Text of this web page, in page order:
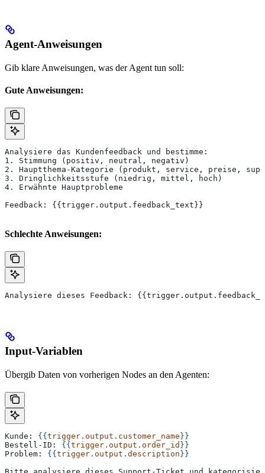
Agent-Anweisungen
Gib klare Anweisungen, was der Agent tun soll:
Gute Anweisungen:
Analysiere das Kundenfeedback und bestimme:
1. Stimmung (positiv, neutral, negativ)
2. Hauptthema-Kategorie (produkt, service, preise,
3. Dringlichkeitsstufe (niedrig, mittel, hoch)
4. Erwähnte Hauptprobleme
Feedback: {{trigger.output.feedback_text}}
Schlechte Anweisungen:
Analysiere dieses Feedback:
Input-Variablen
Übergib Daten von vorherigen Nodes an den Agenten:
Kunde: {{ trigger.output.customer_name }}
Bestell-ID: {{ trigger.output.order_id }}
Problem: {{ trigger.output.description }}